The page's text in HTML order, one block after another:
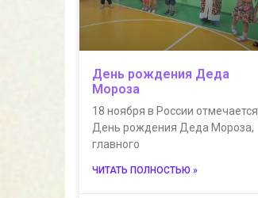
День рождения Деда
Мороза
18 ноября в России отмечается
День рождения Деда Мороза,
главного
ЧИТАТЬ ПОЛНОСТЬЮ »